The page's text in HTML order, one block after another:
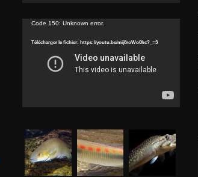
Lecteur
Code 150: Unknown error.
Télécharger le fichier: https://youtu.be/mij8roWo0hc?_=3